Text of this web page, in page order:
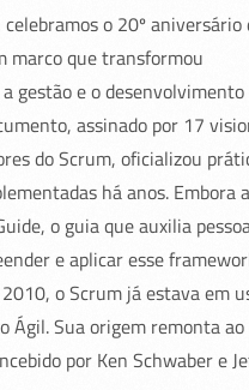
o 20º aniversário
marco que transformou
gestão e o desenvolvimento
assinado por 17
do Scrum, oficializou
há anos. Embora
o guia que auxilia
e aplicar esse
o Scrum já estava em
Ágil. Sua origem remonta
por Ken Schwaber e